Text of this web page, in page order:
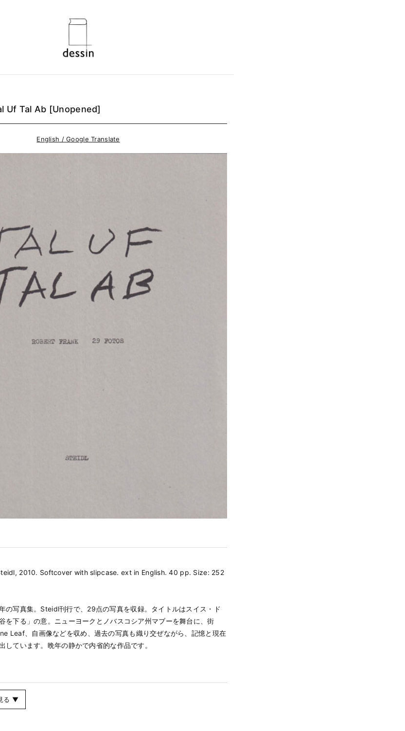
Uf Tal Ab [Unopened]
English / Google Translate
2010. Softcover with slipcase. ext in English. 40 pp. Size: 252
の写真集。Steidl刊行で、29点の写真を収録。タイトルはスイス・ド
を下る」の意。ニューヨークとノバスコシア州マブーを舞台に、街
Leaf、自画像などを収め、過去の写真も織り交ぜながら、記憶と現在
しています。晩年の静かで内省的な作品です。
る ▼